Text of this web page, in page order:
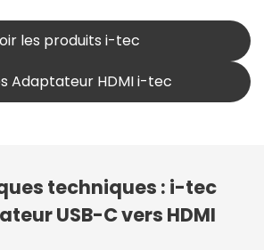
les produits i-tec
Adaptateur HDMI i-tec
techniques : i-tec
USB-C vers HDMI